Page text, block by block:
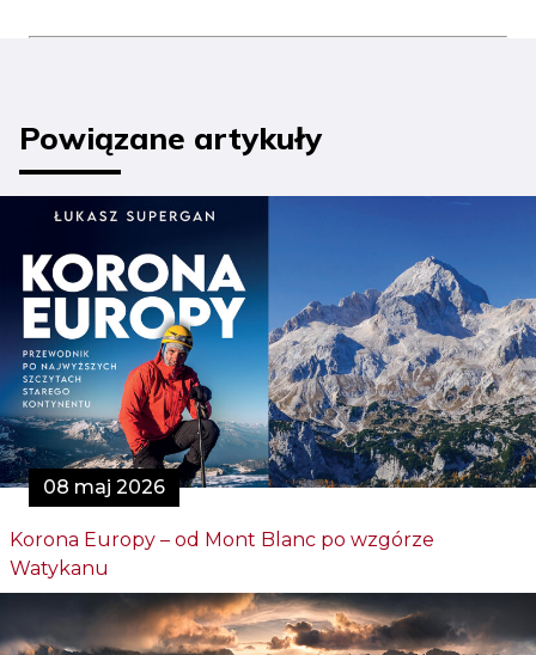
Powiązane artykuły
08 maj 2026
Korona Europy – od Mont Blanc po wzgórze
Watykanu